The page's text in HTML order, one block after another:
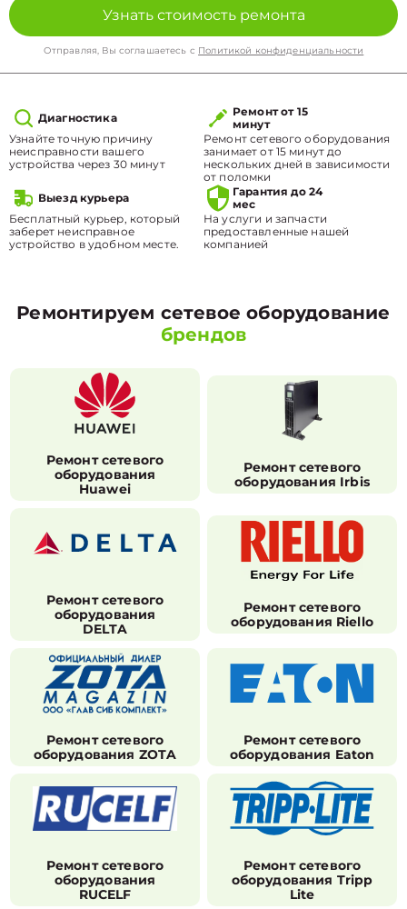
Узнать стоимость ремонта
Отправляя, Вы соглашаетесь с Политикой конфиденциальности
Диагностика
Узнайте точную причину
неисправности вашего
устройства через 30 минут
Ремонт от 15
минут
Ремонт сетевого оборудования
занимает от 15 минут до
нескольких дней в зависимости
от поломки
Выезд курьера
Бесплатный курьер, который
заберет неисправное
устройство в удобном месте.
Гарантия до 24
мес
На услуги и запчасти
предоставленные нашей
компанией
Ремонтируем сетевое оборудование
брендов
Ремонт сетевого
оборудования
Huawei
Ремонт сетевого
оборудования Irbis
Ремонт сетевого
оборудования
DELTA
Ремонт сетевого
оборудования Riello
Ремонт сетевого
оборудования ZOTA
Ремонт сетевого
оборудования Eaton
Ремонт сетевого
оборудования
RUCELF
Ремонт сетевого
оборудования Tripp
Lite